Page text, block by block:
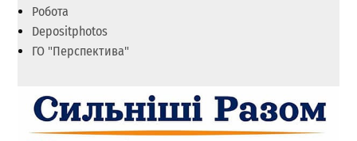
Робота
Depositphotos
ГО "Перспектива"